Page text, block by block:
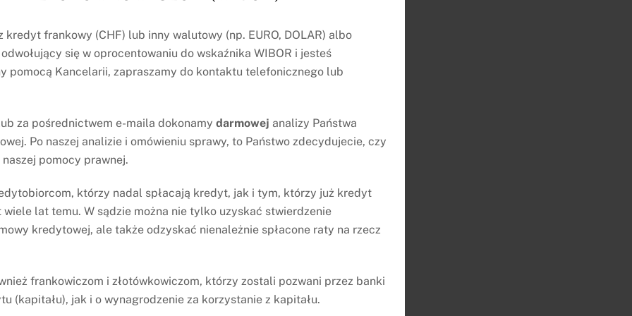
kredyt frankowy (CHF) lub inny walutowy (np. EURO, DOLAR) albo
się w oprocentowaniu do wskaźnika WIBOR i jesteś
pomocą Kancelarii, zapraszamy do kontaktu telefonicznego lub
za pośrednictwem e-maila dokonamy darmowej analizy Państwa
Po naszej analizie i omówieniu sprawy, to Państwo zdecydujecie, czy
pomocy prawnej.
którzy nadal spłacają kredyt, jak i tym, którzy już kredyt
wiele lat temu. W sądzie można nie tylko uzyskać stwierdzenie
kredytowej, ale także odzyskać nienależnie spłacone raty na rzecz
frankowiczom i złotówkowiczom, którzy zostali pozwani przez banki
(kapitału), jak i o wynagrodzenie za korzystanie z kapitału.
na podstawie art. 6 ust. 1 lit. f) RODO,
– Prezesa Urzędu Ochrony Danych Osobowych,
poczty elektronicznej lub listu poleconego. ADO
Państwa, także drogą elektroniczną, o
za pośrednictwem wtyczki Facebook znajdującej się na
zawartej w nocie prawnej, by uzyskać informacje o
Rafał Łuczkowski, to informujemy, że przetwarzamy Państwa
w postaci: